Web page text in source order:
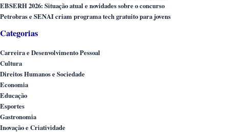
EBSERH 2026: Situação atual e novidades sobre o concurso
Petrobras e SENAI criam programa tech gratuito para jovens
Categorias
Carreira e Desenvolvimento Pessoal
Cultura
Direitos Humanos e Sociedade
Economia
Educação
Esportes
Gastronomia
Inovação e Criatividade